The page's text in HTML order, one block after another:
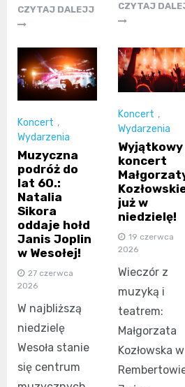
CZYTAJ DALEJJ CZYTAJ
Koncert ,
Wydarzenia
Muzyczna
podróż do
lat 60.:
Natalia
Sikora
oddaje hołd
Janis Joplin
w Wesołej!
27 czerwca
2026
W najbliższą
niedzielę
Wesoła stanie
się centrum
Koncert ,
Wydarzenia
Wyjątkowy
koncert
już w
niedzielę!
19 czerwca
2026
Wieczór z
muzyką i
teatrem:
Małgorzata
Kozłowska w